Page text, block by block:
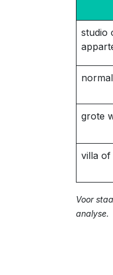
studio
grote
villa of
Voor
analyse.